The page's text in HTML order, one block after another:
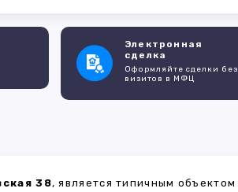
Электронная
сделка
Оформляйте сделки без
визитов в МФЦ
38, является типичным объектом